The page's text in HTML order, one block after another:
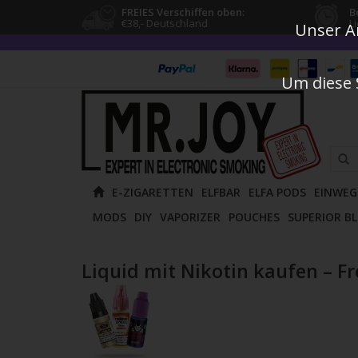
FREIES Verschiffen oben:
€38,- Deutschland
die
Pfeile
und
E-ZIGARETTEN ELFBAR ELFA PODS
MODS DIY VAPORIZER POUCHES SUPERIOR
Liquid mit Nikotin kaufen –
Unser
Um diese